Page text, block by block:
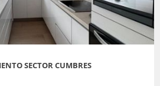
SECTOR CUMBRES